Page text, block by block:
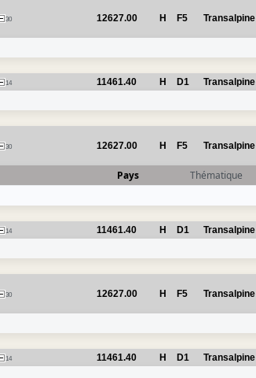
30 12627.00 H F5 Transalpine
14 11461.40 H D1 Transalpine
30 12627.00 H F5 Transalpine
Pays Thématique
14 11461.40 H D1 Transalpine
30 12627.00 H F5 Transalpine
14 11461.40 H D1 Transalpine